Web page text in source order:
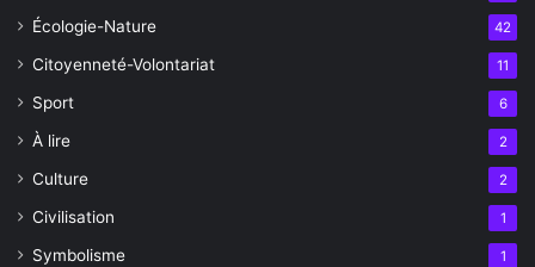
Écologie-Nature 42
Citoyenneté-Volontariat 11
Sport 6
À lire 2
Culture 2
Civilisation 1
Symbolisme 1